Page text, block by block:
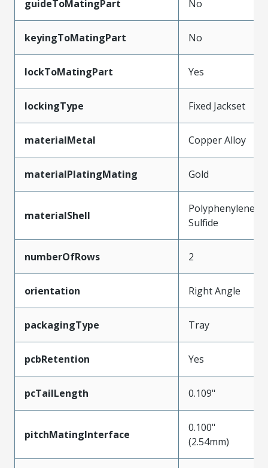
guideToMatingPart No
keyingToMatingPart No
lockToMatingPart Yes
lockingType Fixed Jackset
materialMetal Copper Alloy
materialPlatingMating Gold
materialShell
Polyphenylene
Sulfide
numberOfRows 2
orientation Right Angle
packagingType Tray
pcbRetention Yes
pcTailLength 0.109"
pitchMatingInterface
0.100"
(2.54mm)